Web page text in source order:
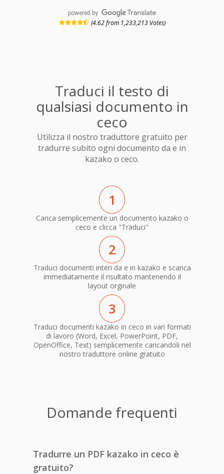
powered by
(4.62 from 1,233,213 Votes)
Traduci il testo di
qualsiasi documento in
ceco
Utilizza il nostro traduttore gratuito per
tradurre subito ogni documento da e in
kazako o ceco.
1
Carica semplicemente un documento kazako o
ceco e clicca "Traduci"
2
Traduci documenti interi da e in kazako e scarica
immediatamente il risultato mantenendo il
layout orginale
3
Traduci documenti kazako in ceco in vari formati
di lavoro (Word, Excel, PowerPoint, PDF,
OpenOffice, Text) semplicemente caricandoli nel
nostro traduttore online gratuito
Domande frequenti
Tradurre un PDF kazako in ceco è
gratuito?